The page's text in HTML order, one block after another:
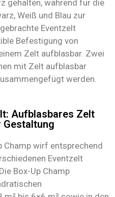
gehalten, während für die
Weiß und Blau zur
Eventzelt
Befestigung von
Zelt aufblasbar. Zwei
mit Zelt aufblasbar
werden.
Aufblasbares Zelt
Champ wirf entsprechend
Eventzelt
Box-Up Champ